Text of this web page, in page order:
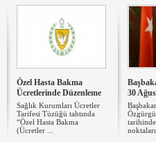
Özel Hasta Bakma
Ücretlerinde Düzenleme
Sağlık Kurumları Ücretler
Tarifesi Tüzüğü tahtında
“Özel Hasta Bakma
(Ücretler ...
30